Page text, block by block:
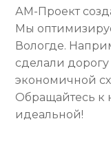
АМ-Проект
Мы
Вологде.
сделали
экономичной
Обращайтесь к
идеальной!